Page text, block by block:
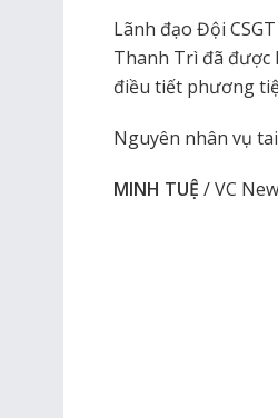
Lãnh đạo Đội
Thanh Trì đã được
điều tiết phương
Nguyên nhân vụ
MINH TUỆ / VC